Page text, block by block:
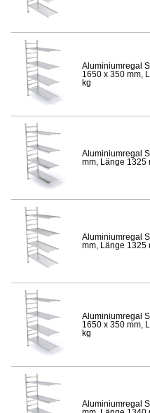
Aluminiumregal
1650 x 350 mm,
kg
Aluminiumregal
mm, Länge 1325
Aluminiumregal
mm, Länge 1325
Aluminiumregal
1650 x 350 mm,
kg
Aluminiumregal